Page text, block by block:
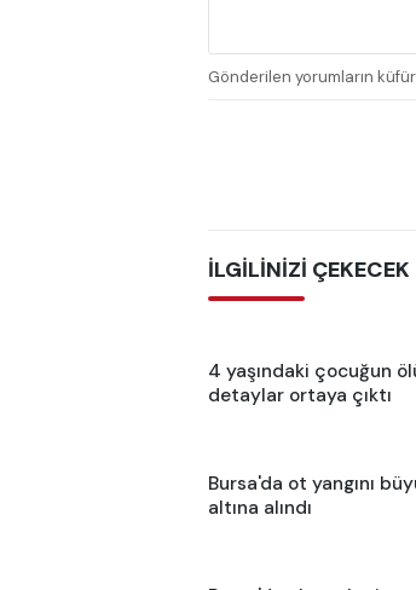
Gönderilen yorumların
İLGİLİNİZİ ÇEKECEK
4 yaşındaki çocuğun
detaylar ortaya çıktı
Bursa'da ot yangını
altına alındı